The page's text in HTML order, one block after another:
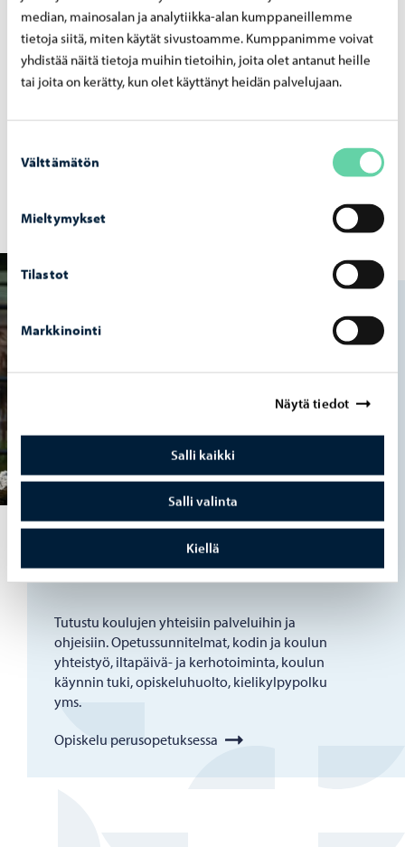
median, mainosalan ja analytiikka-alan kumppaneillemme
tietoja siitä, miten käytät sivustoamme. Kumppanimme voivat
yhdistää näitä tietoja muihin tietoihin, joita olet antanut heille
tai joita on kerätty, kun olet käyttänyt heidän palvelujaan.
valinta
Välttämätön
Mieltymykset
Tilastot
Markkinointi
Näytä tiedot
Salli kaikki
Salli valinta
Kiellä
Taustatietoa ja käytännön ohjeita koulukuljetuksista.
Opis­ke­lu Por­voos­sa pe­rus­o­pe­
tuk­ses­sa
Tutustu koulujen yhteisiin palveluihin ja
ohjeisiin. Opetussunnitelmat, kodin ja koulun
yhteistyö, iltapäivä- ja kerhotoiminta, koulun
käynnin tuki, opiskeluhuolto, kielikylpypolku
yms.
Opiskelu perusopetuksessa